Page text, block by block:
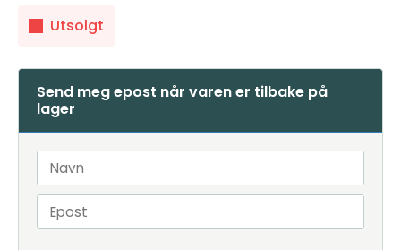
Utsolgt
Send meg epost når varen er tilbake på
lager